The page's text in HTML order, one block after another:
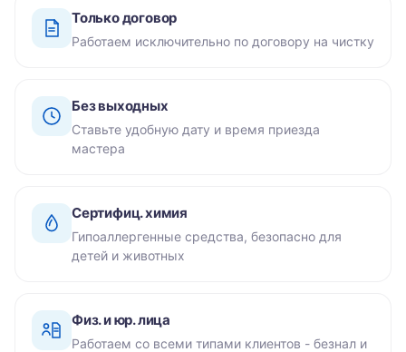
Только договор
Работаем исключительно по договору на чистку
Без выходных
Ставьте удобную дату и время приезда
мастера
Сертифиц. химия
Гипоаллергенные средства, безопасно для
детей и животных
Физ. и юр. лица
Работаем со всеми типами клиентов - безнал и